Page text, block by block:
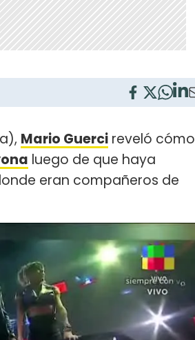
Mario Guerci reveló cómo
luego de que haya
eran compañeros de